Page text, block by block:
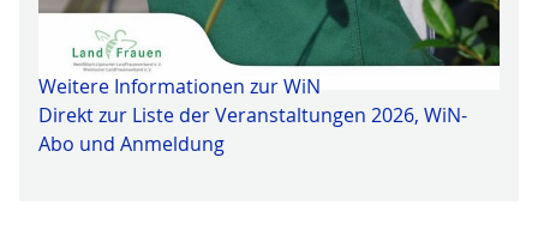
Weitere Informationen zur WiN
Direkt zur Liste der Veranstaltungen 2026, WiN-
Abo und Anmeldung